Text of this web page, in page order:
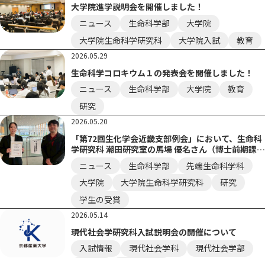
⼤学院進学説明会を開催しました！
ニュース
生命科学部
大学院
大学院生命科学研究科
大学院入試 教育
2026.05.29
生命科学コロキウム１の発表会を開催しました！
ニュース
生命科学部 大学院
教育
研究
2026.05.20
「第72回生化学会近畿支部例会」において、生命科
学研究科 潮田研究室の馬場 優名さん（博士前期課
程）が優秀発表賞を受賞しました。
ニュース 生命科学部
先端生命科学科
大学院
大学院生命科学研究科
研究
学生の受賞
2026.05.14
現代社会学研究科入試説明会の開催について
入試情報
現代社会学科
現代社会学部